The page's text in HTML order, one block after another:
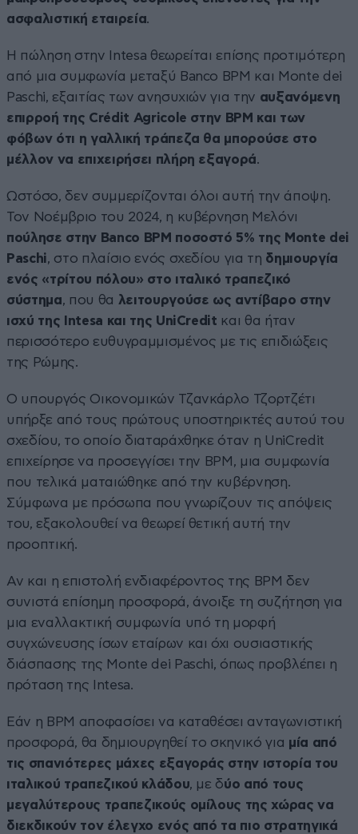
ασφαλιστική εταιρεία.
Η πώληση στην Intesa θεωρείται επίσης προτιμότερη
από μια συμφωνία μεταξύ Banco BPM και Monte dei
Paschi, εξαιτίας των ανησυχιών για την αυξανόμενη
επιρροή της Crédit Agricole στην BPM και των
φόβων ότι η γαλλική τράπεζα θα μπορούσε στο
μέλλον να επιχειρήσει πλήρη εξαγορά.
Ωστόσο, δεν συμμερίζονται όλοι αυτή την άποψη.
Τον Νοέμβριο του 2024, η κυβέρνηση Μελόνι
πούλησε στην Banco BPM ποσοστό 5% της Monte dei
Paschi, στο πλαίσιο ενός σχεδίου για τη δημιουργία
ενός «τρίτου πόλου» στο ιταλικό τραπεζικό
σύστημα, που θα λειτουργούσε ως αντίβαρο στην
ισχύ της Intesa και της UniCredit και θα ήταν
περισσότερο ευθυγραμμισμένος με τις επιδιώξεις
της Ρώμης.
Ο υπουργός Οικονομικών Τζανκάρλο Τζορτζέτι
υπήρξε από τους πρώτους υποστηρικτές αυτού του
σχεδίου, το οποίο διαταράχθηκε όταν η UniCredit
επιχείρησε να προσεγγίσει την BPM, μια συμφωνία
που τελικά ματαιώθηκε από την κυβέρνηση.
Σύμφωνα με πρόσωπα που γνωρίζουν τις απόψεις
του, εξακολουθεί να θεωρεί θετική αυτή την
προοπτική.
Αν και η επιστολή ενδιαφέροντος της BPM δεν
συνιστά επίσημη προσφορά, άνοιξε τη συζήτηση για
μια εναλλακτική συμφωνία υπό τη μορφή
συγχώνευσης ίσων εταίρων και όχι ουσιαστικής
διάσπασης της Monte dei Paschi, όπως προβλέπει η
πρόταση της Intesa.
Εάν η BPM αποφασίσει να καταθέσει ανταγωνιστική
προσφορά, θα δημιουργηθεί το σκηνικό για μία από
τις σπανιότερες μάχες εξαγοράς στην ιστορία του
ιταλικού τραπεζικού κλάδου, με δύο από τους
μεγαλύτερους τραπεζικούς ομίλους της χώρας να
διεκδικούν τον έλεγχο ενός από τα πιο στρατηγικά